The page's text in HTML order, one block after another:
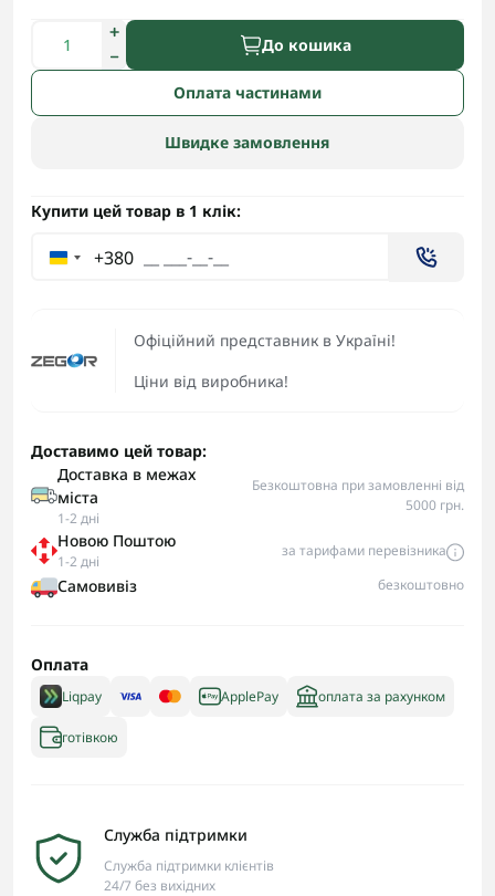
Офіційний представник в Україні!
Ціни від виробника!
До кошика
Оплата частинами
Швидке замовлення
Купити цей товар в 1 клік:
+380
Доставимо цей товар:
Доставка в межах
міста
1-2 дні
Безкоштовна при замовленні від
5000 грн.
Новою Поштою
1-2 дні
за тарифами перевізника
Самовивіз безкоштовно
Оплата
Liqpay ApplePay оплата за рахунком
готівкою
Служба підтримки
Служба підтримки клієнтів
24/7 без вихідних